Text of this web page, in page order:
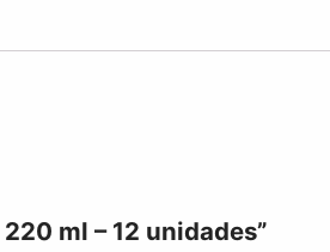
ml – 12 unidades”